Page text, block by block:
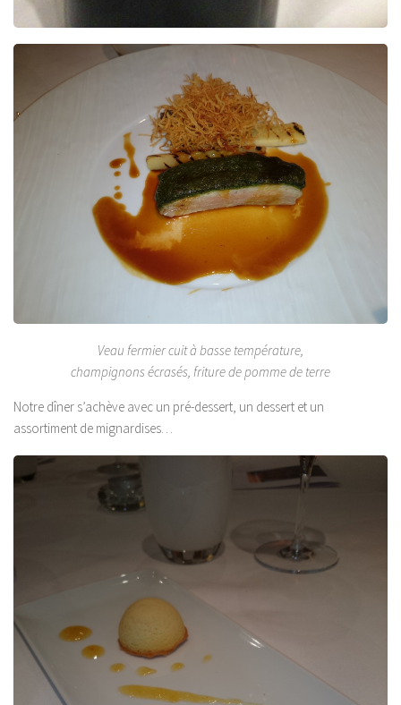
Veau fermier cuit à basse température,
champignons écrasés, friture de pomme de terre
Notre dîner s’achève avec un pré-dessert, un dessert et un
assortiment de mignardises…